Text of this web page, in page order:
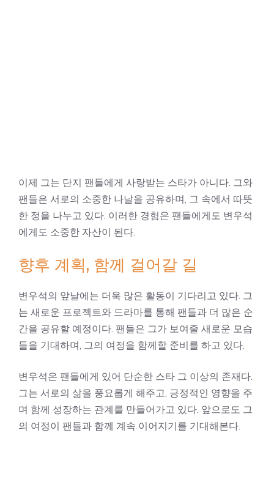
이제 그는 단지 팬들에게 사랑받는 스타가 아니다. 그와
팬들은 서로의 소중한 나날을 공유하며, 그 속에서 따뜻
한 정을 나누고 있다. 이러한 경험은 팬들에게도 변우석
에게도 소중한 자산이 된다.
향후 계획, 함께 걸어갈 길
변우석의 앞날에는 더욱 많은 활동이 기다리고 있다. 그
는 새로운 프로젝트와 드라마를 통해 팬들과 더 많은 순
간을 공유할 예정이다. 팬들은 그가 보여줄 새로운 모습
들을 기대하며, 그의 여정을 함께할 준비를 하고 있다.
변우석은 팬들에게 있어 단순한 스타 그 이상의 존재다.
그는 서로의 삶을 풍요롭게 해주고, 긍정적인 영향을 주
며 함께 성장하는 관계를 만들어가고 있다. 앞으로도 그
의 여정이 팬들과 함께 계속 이어지기를 기대해본다.